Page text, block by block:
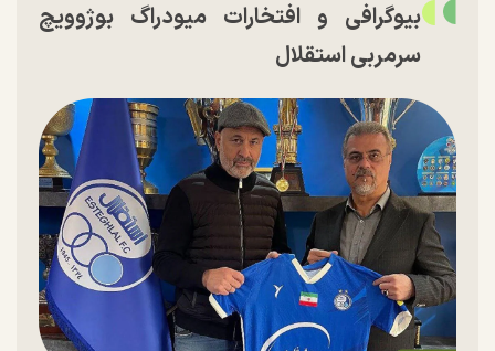
بیوگرافی و افتخارات میودراگ بوژوویچ
سرمربی استقلال